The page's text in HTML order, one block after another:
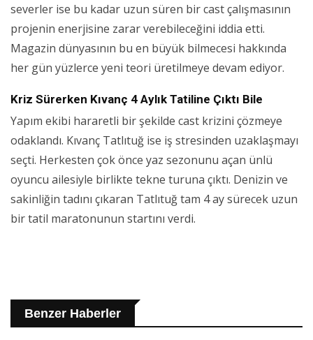
severler ise bu kadar uzun süren bir cast çalışmasının
projenin enerjisine zarar verebileceğini iddia etti.
Magazin dünyasının bu en büyük bilmecesi hakkında
her gün yüzlerce yeni teori üretilmeye devam ediyor.
Kriz Sürerken Kıvanç 4 Aylık Tatiline Çıktı Bile
Yapım ekibi hararetli bir şekilde cast krizini çözmeye
odaklandı. Kıvanç Tatlıtuğ ise iş stresinden uzaklaşmayı
seçti. Herkesten çok önce yaz sezonunu açan ünlü
oyuncu ailesiyle birlikte tekne turuna çıktı. Denizin ve
sakinliğin tadını çıkaran Tatlıtuğ tam 4 ay sürecek uzun
bir tatil maratonunun startını verdi.
Benzer Haberler